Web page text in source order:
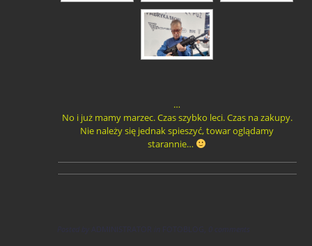
…
No i już mamy marzec. Czas szybko leci. Czas na zakupy.
Nie należy się jednak spieszyć, towar oglądamy
starannie…
Posted by ADMINISTRATOR FOTOBLOG 0 comments